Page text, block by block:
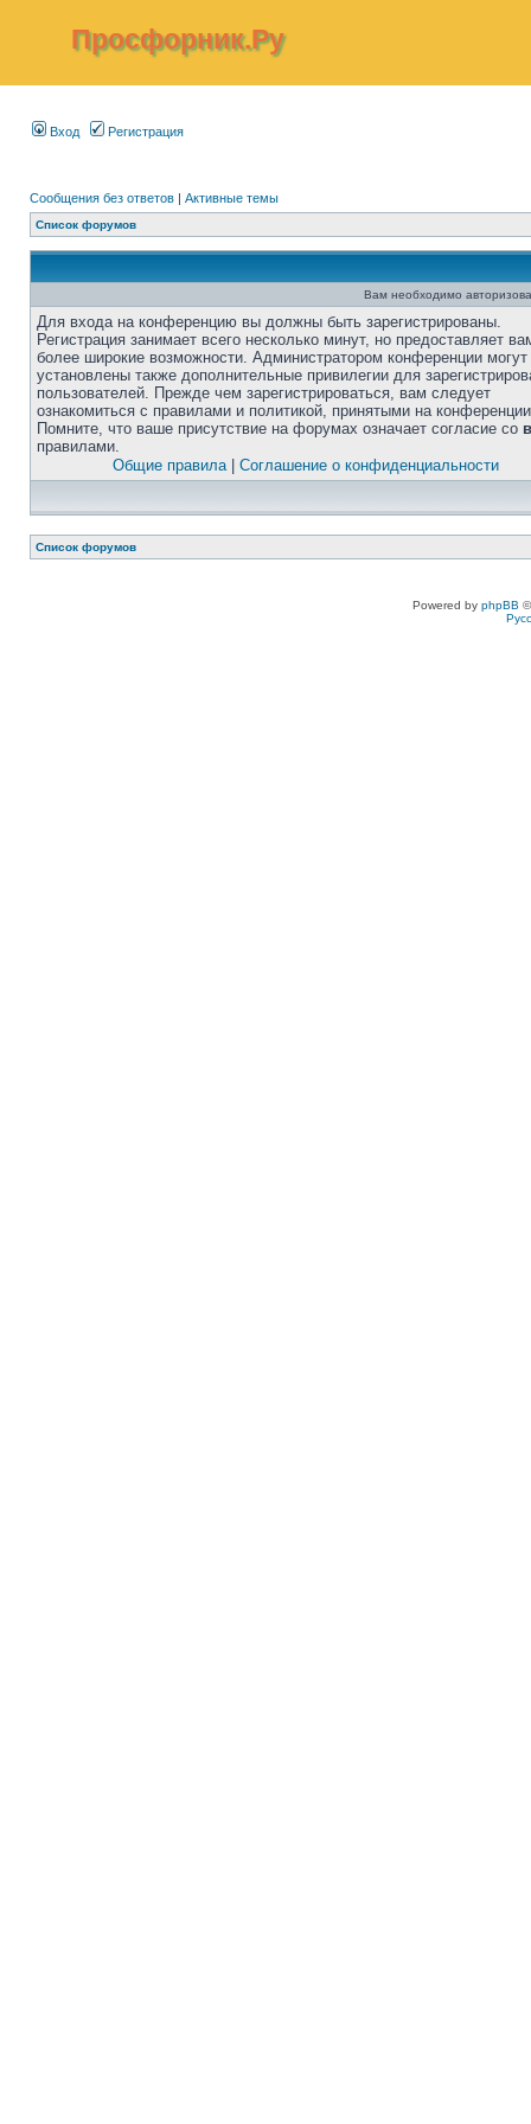
Просфорник.Ру
Вход Регистрация
Сообщения без ответов | Активные темы
Список форумов
Вам необходимо
Для входа на конференцию вы должны быть зарегистрированы.
Регистрация занимает всего несколько минут, но предоставляет
более широкие возможности. Администратором конференции
установлены также дополнительные привилегии для
пользователей. Прежде чем зарегистрироваться, вам следует
ознакомиться с правилами и политикой, принятыми на
Помните, что ваше присутствие на форумах означает согласие со
правилами.
Общие правила| Соглашение о конфиденциальности
Список форумов
Powered by phpBB